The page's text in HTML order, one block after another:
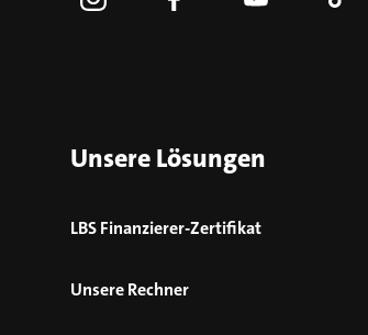
Unsere Lösungen
LBS Finanzierer-Zertifikat
Unsere Rechner